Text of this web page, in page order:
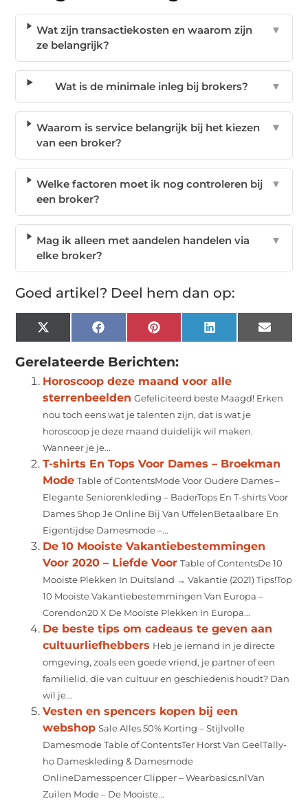
Wat zijn transactiekosten en waarom zijn
ze belangrijk?
▼
Wat is de minimale inleg bij brokers? ▼
Waarom is service belangrijk bij het kiezen
van een broker?
▼
Welke factoren moet ik nog controleren bij
een broker?
▼
Mag ik alleen met aandelen handelen via
elke broker?
▼
Goed artikel? Deel hem dan op:
X
(Twitter)
Facebook Pinterest LinkedIn Email
Gerelateerde Berichten:
Horoscoop deze maand voor alle
sterrenbeelden Gefeliciteerd beste Maagd! Erken
nou toch eens wat je talenten zijn, dat is wat je
horoscoop je deze maand duidelijk wil maken.
Wanneer je je...
T-shirts En Tops Voor Dames – Broekman
Mode Table of ContentsMode Voor Oudere Dames –
Elegante Seniorenkleding – BaderTops En T-shirts Voor
Dames Shop Je Online Bij Van UffelenBetaalbare En
Eigentijdse Damesmode –...
De 10 Mooiste Vakantiebestemmingen
Voor 2020 – Liefde Voor Table of ContentsDe 10
Mooiste Plekken In Duitsland → Vakantie (2021) Tips!Top
10 Mooiste Vakantiebestemmingen Van Europa –
Corendon20 X De Mooiste Plekken In Europa...
De beste tips om cadeaus te geven aan
cultuurliefhebbers Heb je iemand in je directe
omgeving, zoals een goede vriend, je partner of een
familielid, die van cultuur en geschiedenis houdt? Dan
wil je...
Vesten en spencers kopen bij een
webshop Sale Alles 50% Korting – Stijlvolle
Damesmode Table of ContentsTer Horst Van GeelTally-
ho Dameskleding & Damesmode
OnlineDamesspencer Clipper – Wearbasics.nlVan
Zuilen Mode – De Mooiste...